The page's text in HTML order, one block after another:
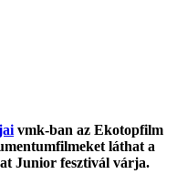
vmk-ban az Ekotopfilm
láthat a
Junior fesztivál várja.